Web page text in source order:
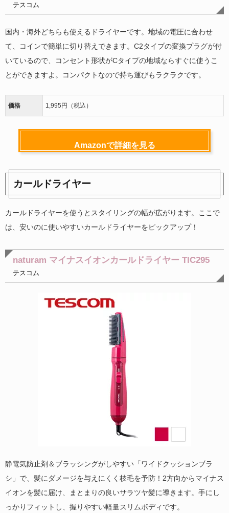
テスコム
国内・海外どちらも使えるドライヤーです。地域の電圧に合わせ
て、コインで簡単に切り替えできます。C2タイプの変換プラグが付
いているので、コンセント形状がCタイプの地域ならすぐに使うこ
とができますよ。コンパクトなので持ち運びもラクラクです。
価格 1,995円（税込）
Amazonで詳細を見る
カールドライヤー
カールドライヤーを使うとスタイリングの幅が広がります。ここで
は、安いのに使いやすいカールドライヤーをピックアップ！
naturam マイナスイオンカールドライヤー TIC295
テスコム
静電気防止剤＆ブラッシングがしやすい「ワイドクッションブラ
シ」で、髪にダメージを与えにくく枝毛を予防！2方向からマイナス
イオンを髪に届け、まとまりの良いサラツヤ髪に導きます。手にし
っかりフィットし、握りやすい軽量スリムボディです。